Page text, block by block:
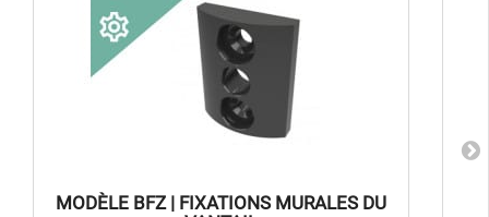
MODÈLE BFZ | FIXATIONS MURALES DU